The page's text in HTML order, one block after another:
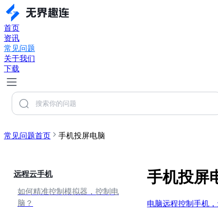
首页
资讯
常见问题
关于我们
下载
常见问题首页 手机投屏电脑
远程云手机
如何精准控制模拟器，控制电
脑？
手机投屏
电脑远程控制手机